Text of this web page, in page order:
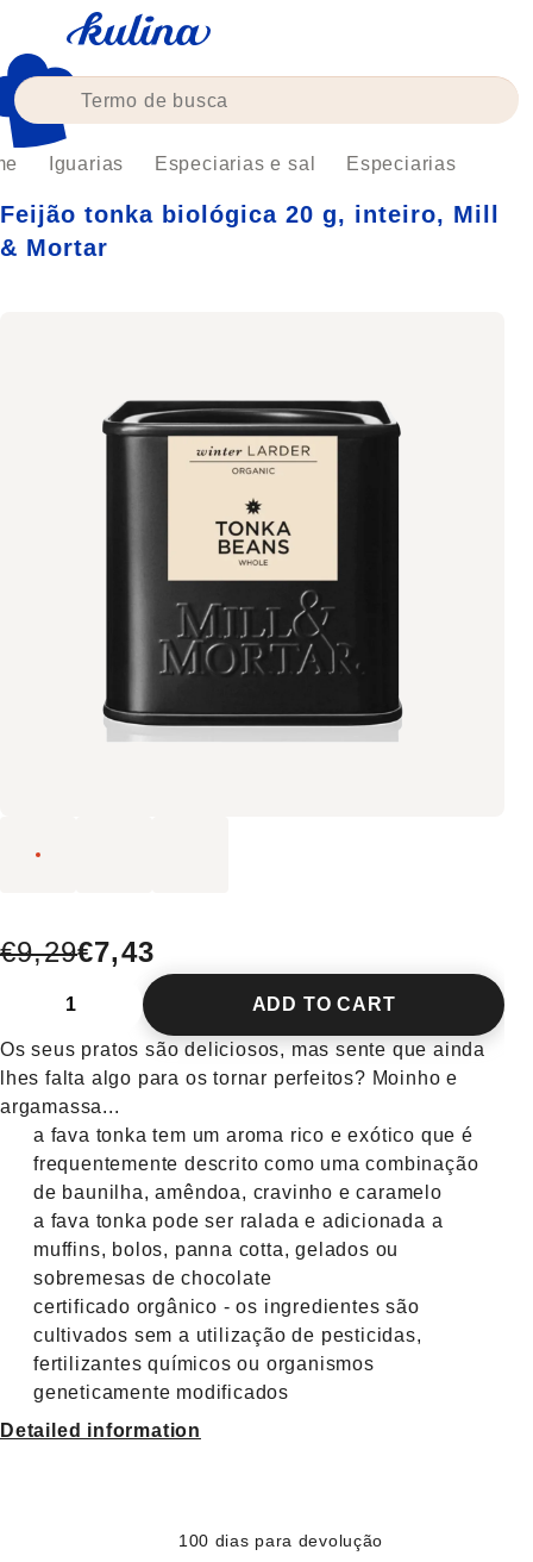
content
Iguarias Especiarias e sal Especiarias
Feijão tonka biológica 20 g, inteiro, Mill
& Mortar
€9,29€7,43
ADD TO CART
Os seus pratos são deliciosos, mas sente que ainda
lhes falta algo para os tornar perfeitos? Moinho e
argamassa...
a fava tonka tem um aroma rico e exótico que é
frequentemente descrito como uma combinação
de baunilha, amêndoa, cravinho e caramelo
a fava tonka pode ser ralada e adicionada a
muffins, bolos, panna cotta, gelados ou
sobremesas de chocolate
certificado orgânico - os ingredientes são
cultivados sem a utilização de pesticidas,
fertilizantes químicos ou organismos
geneticamente modificados
Detailed information
100 dias para devolução